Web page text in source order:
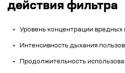
действия фильтра
Уровень концентрации вредных
Интенсивность дыхания
Продолжительность